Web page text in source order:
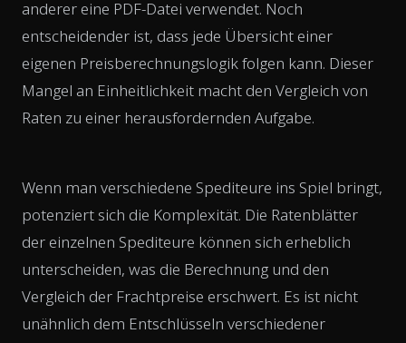
anderer eine PDF-Datei verwendet. Noch
entscheidender ist, dass jede Übersicht einer
eigenen Preisberechnungslogik folgen kann. Dieser
Mangel an Einheitlichkeit macht den Vergleich von
Raten zu einer herausfordernden Aufgabe.
Wenn man verschiedene Spediteure ins Spiel bringt,
potenziert sich die Komplexität. Die Ratenblätter
der einzelnen Spediteure können sich erheblich
unterscheiden, was die Berechnung und den
Vergleich der Frachtpreise erschwert. Es ist nicht
unähnlich dem Entschlüsseln verschiedener